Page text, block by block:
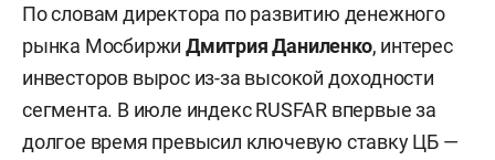
По словам директора по развитию денежного
рынка МосбиржиДмитрия Даниленко, интерес
инвесторов вырос из-за высокой доходности
сегмента. В июле индекс RUSFAR впервые за
долгое время превысил ключевую ставку ЦБ —